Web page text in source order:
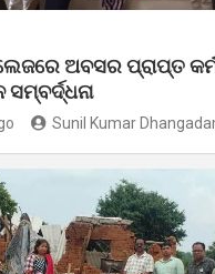
ଅବସର ପ୍ରାପ୍ତ
ସମ୍ବର୍ଦ୍ଧନା
Sunil Kumar